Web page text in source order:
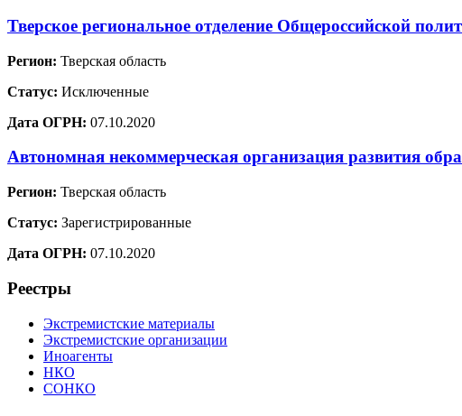
Тверское региональное отделение
Регион: Тверская область
Статус: Исключенные
Дата ОГРН: 07.10.2020
Автономная некоммерческая организация развития
Регион: Тверская область
Статус: Зарегистрированные
Дата ОГРН: 07.10.2020
Реестры
Экстремистские материалы
Экстремистские организации
Иноагенты
НКО
СОНКО